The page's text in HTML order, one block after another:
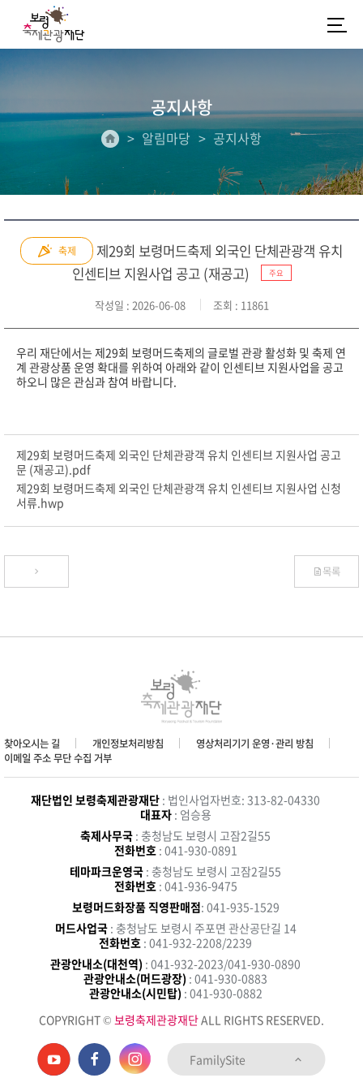
공지사항
알림마당 공지사항
축제
제29회 보령머드축제 외국인 단체관광객 유치
인센티브 지원사업 공고 (재공고)
주요
작성일 : 2026-06-08 조회 : 11861
우리 재단에서는 제29회 보령머드축제의 글로벌 관광 활성화 및 축제 연
계 관광상품 운영 확대를 위하여 아래와 같이 인센티브 지원사업을 공고
하오니 많은 관심과 참여 바랍니다.
제29회 보령머드축제 외국인 단체관광객 유치 인센티브 지원사업 공고
문 (재공고).pdf
제29회 보령머드축제 외국인 단체관광객 유치 인센티브 지원사업 신청
서류.hwp
목록
찾아오시는 길 개인정보처리방침
영상처리기기 운영·관리 방침
이메일 주소 무단 수집 거부
재단법인 보령축제관광재단 : 법인사업자번호: 313-82-04330
대표자: 엄승용
축제사무국 : 충청남도 보령시 고잠2길55
전화번호 : 041-930-0891
테마파크운영국 : 충청남도 보령시 고잠2길55
전화번호 : 041-936-9475
보령머드화장품 직영판매점: 041-935-1529
머드사업국 : 충청남도 보령시 주포면 관산공단길 14
전화번호 : 041-932-2208/2239
관광안내소(대천역) : 041-932-2023/041-930-0890
관광안내소(머드광장) : 041-930-0883
관광안내소(시민탑) : 041-930-0882
COPYRIGHT © 보령축제관광재단ALL RIGHTS RESERVED.
FamilySite